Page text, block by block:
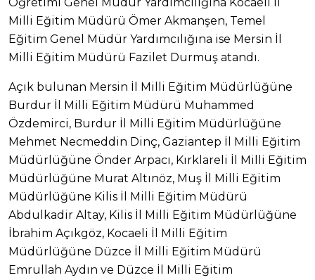
Milli Eğitim Müdürü Ömer Akmanşen, Temel
Eğitim Genel Müdür Yardımcılığına ise Mersin İl
Milli Eğitim Müdürü Fazilet Durmuş atandı.
Açık bulunan Mersin İl Milli Eğitim Müdürlüğüne
Burdur İl Milli Eğitim Müdürü Muhammed
Özdemirci, Burdur İl Milli Eğitim Müdürlüğüne
Mehmet Necmeddin Dinç, Gaziantep İl Milli Eğitim
Müdürlüğüne Önder Arpacı, Kırklareli İl Milli Eğitim
Müdürlüğüne Murat Altınöz, Muş İl Milli Eğitim
Müdürlüğüne Kilis İl Milli Eğitim Müdürü
Abdulkadir Altay, Kilis İl Milli Eğitim Müdürlüğüne
İbrahim Açıkgöz, Kocaeli İl Milli Eğitim
Müdürlüğüne Düzce İl Milli Eğitim Müdürü
Emrullah Aydın ve Düzce İl Milli Eğitim